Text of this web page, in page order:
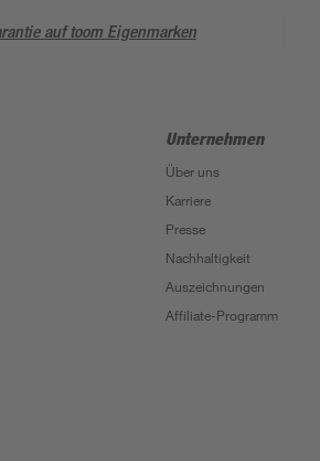
auf toom Eigenmarken
Unternehmen
Über uns
Karriere
Presse
Nachhaltigkeit
Auszeichnungen
Affiliate-Programm